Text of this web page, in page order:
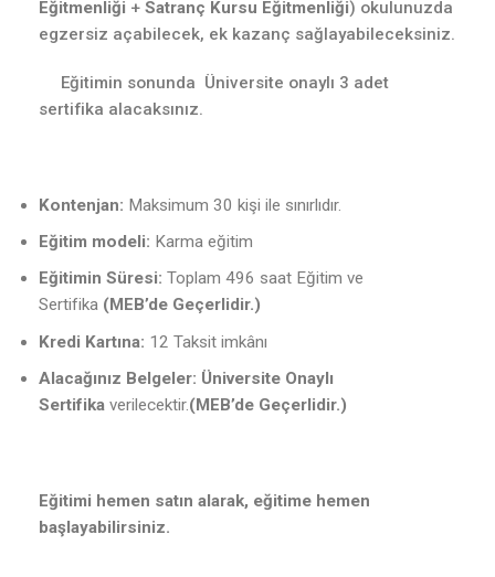
Eğitmenliği + Satranç Kursu Eğitmenliği) okulunuzda
egzersiz açabilecek, ek kazanç sağlayabileceksiniz.
Eğitimin sonunda Üniversite onaylı 3 adet
sertifika alacaksınız.
Kontenjan: Maksimum 30 kişi ile sınırlıdır.
Eğitim modeli: Karma eğitim
Eğitimin Süresi: Toplam 496 saat Eğitim ve
Sertifika (MEB’de Geçerlidir.)
Kredi Kartına: 12 Taksit imkânı
Alacağınız Belgeler: Üniversite Onaylı
Sertifika verilecektir.(MEB’de Geçerlidir.)
Eğitimi hemen satın alarak, eğitime hemen
başlayabilirsiniz.